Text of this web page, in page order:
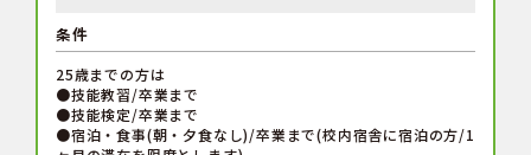
条件
25歳までの方は
●技能教習/卒業まで
●技能検定/卒業まで
●宿泊・食事(朝・夕食なし)/卒業まで(校内宿舎に宿泊の方/1